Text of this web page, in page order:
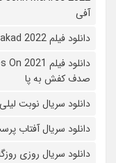
آفی
دانلود فیلم Dhaakad 2022 جان سخت
صدف کفش به پا
دانلود سریال نوبت لیلی
دانلود سریال آفتاب
دانلود سریال روزی